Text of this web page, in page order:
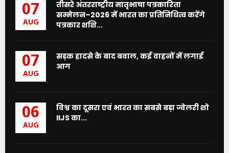
07
AUG
तीसरे अंतरराष्ट्रीय मातृभाषा पत्रकारिता
सम्मेलन–2026 में भारत का प्रतिनिधित्व करेंगे
पत्रकार शशि...
07
AUG
सड़क हादसे के बाद बवाल, कई वाहनों में लगाई
आग
06
AUG
विश्व का दूसरा एवं भारत का सबसे बड़ा ज्वेलरी शो
IIJS का...